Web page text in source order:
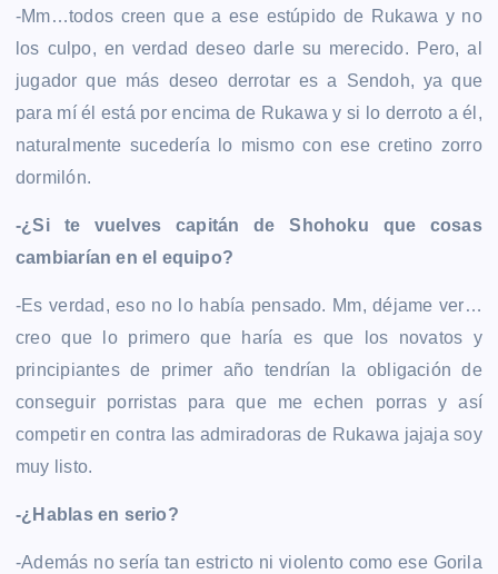
-Mm…todos creen que a ese estúpido de Rukawa y no
los culpo, en verdad deseo darle su merecido. Pero, al
jugador que más deseo derrotar es a Sendoh, ya que
para mí él está por encima de Rukawa y si lo derroto a él,
naturalmente sucedería lo mismo con ese cretino zorro
dormilón.
-¿Si te vuelves capitán de Shohoku que cosas
cambiarían en el equipo?
-Es verdad, eso no lo había pensado. Mm, déjame ver…
creo que lo primero que haría es que los novatos y
principiantes de primer año tendrían la obligación de
conseguir porristas para que me echen porras y así
competir en contra las admiradoras de Rukawa jajaja soy
muy listo.
-¿Hablas en serio?
-Además no sería tan estricto ni violento como ese Gorila